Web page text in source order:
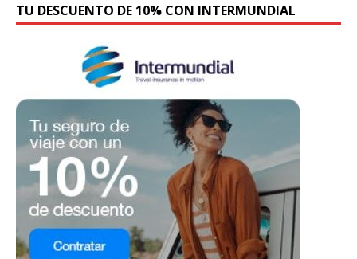
TU DESCUENTO DE 10% CON INTERMUNDIAL